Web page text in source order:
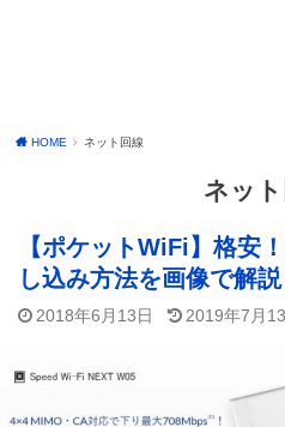
HOME ネット回線
ネッ
【ポケットWiFi】格安
し込み方法を画像で解説
2018年6月13日 2019年7月